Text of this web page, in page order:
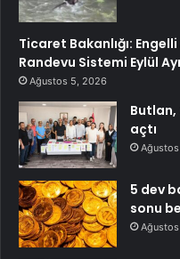
Ticaret Bakanlığı:
Randevu Sistemi Eylül
Ağustos 5, 2026
Butlan,
açtı
5 dev
sonu